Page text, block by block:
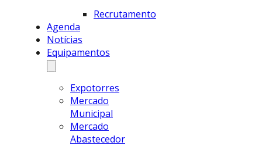
Recrutamento
Agenda
Notícias
Equipamentos
Expotorres
Mercado
Municipal
Mercado
Abastecedor